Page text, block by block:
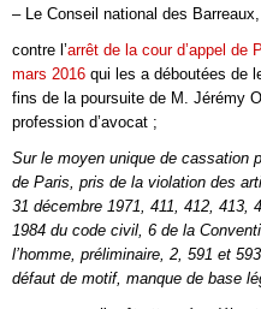
– Le Conseil national des
contre l’arrêt de la cour d’appel de
mars 2016 qui les a déboutées de
fins de la poursuite de M. Jérémy
profession d’avocat ;
Sur le moyen unique de cassation
de Paris, pris de la violation des
31 décembre 1971, 411, 412, 413,
1984 du code civil, 6 de la
l’homme, préliminaire, 2, 591 et
défaut de motif, manque de base